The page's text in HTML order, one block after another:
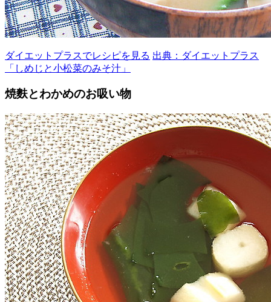
ダイエットプラスでレシピを見る 出典：ダイエットプラス
「しめじと小松菜のみそ汁」
焼麩とわかめのお吸い物